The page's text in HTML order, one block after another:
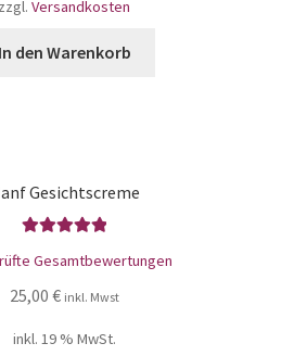
zzgl. Versandkosten
In den Warenkorb
Gesichtscreme
5.00von 5
Gesamtbewertungen
25,00 € inkl. Mwst
inkl. 19 % MwSt.